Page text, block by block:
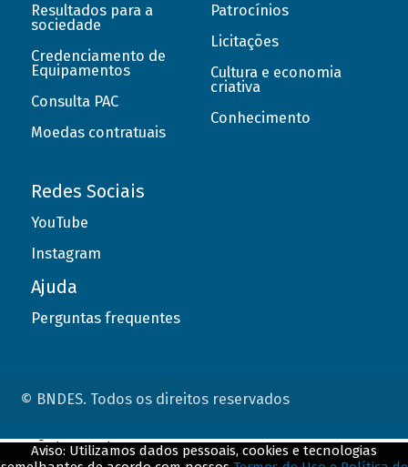
Resultados para a
sociedade
Credenciamento de
Equipamentos
Consulta PAC
Moedas contratuais
Patrocínios
Licitações
Cultura e economia
criativa
Conhecimento
Redes Sociais
YouTube
Instagram
Ajuda
Perguntas frequentes
© BNDES. Todos os direitos reservados
Aviso: Utilizamos dados pessoais, cookies e tecnologias
ConteÃºdo complementar